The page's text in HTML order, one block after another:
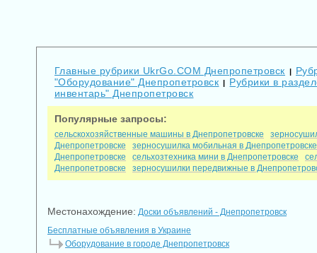
Главные рубрики UkrGo.COM Днепропетровск
"Оборудование" Днепропетровск
Рубрики в
инвентарь" Днепропетровск
Популярные запросы:
сельскохозяйственные машины в Днепропетровске
Днепропетровске
зерносушилка мобильная в Днепропетровске
Днепропетровске
сельхозтехника мини в Днепропетровске
Днепропетровске
зерносушилки передвижные в
Местонахождение: Доски объявлений - Днепропетровск
Бесплатные объявления в Украине
Оборудование в городе Днепропетровск